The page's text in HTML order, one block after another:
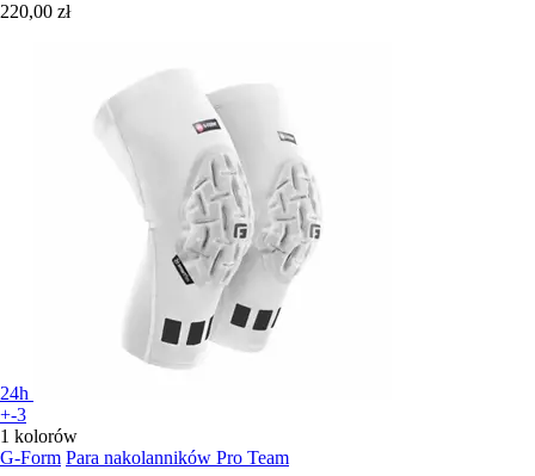
220,00 zł
24h
+-3
1 kolorów
G-Form Para nakolanników Pro Team